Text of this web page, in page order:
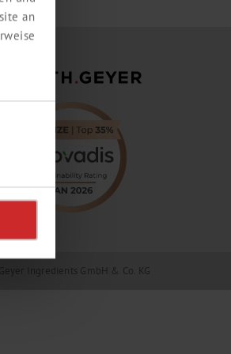
an
Ingredients GmbH & Co. KG